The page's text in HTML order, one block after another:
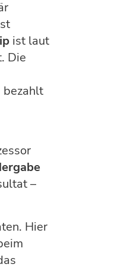
ist laut
Die
bezahlt
–
Hier